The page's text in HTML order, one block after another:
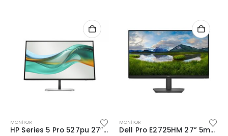
MONITÖR
HP Series 5 Pro 527pu 27″ 5ms Type-C Pivot IPS
MONITÖR
Dell Pro E2725HM 27” 5ms FHD Vga Hdmi Dp IPS